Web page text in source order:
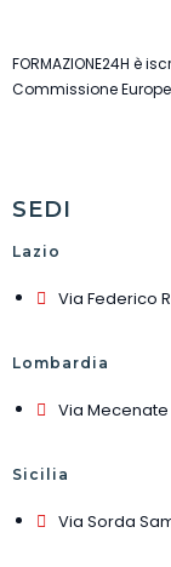
FORMAZIONE24H è
Commissione
SEDI
Lazio
Via Federico
Lombardia
Via Mecenate
Sicilia
Via Sorda